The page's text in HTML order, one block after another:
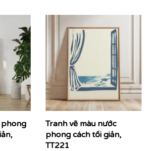
không mô tả thế giới theo hình khối
cảm xúc, nhịp điệu và chiều sâu
đường nét và bố cục. Đây là dòng
trong các không gian hiện đại,
thuật trở thành
tuyên ngôn thẩm
chủ hay thương hiệu.
Tranh vẽ màu nước
phong cách tối giản,
TT221